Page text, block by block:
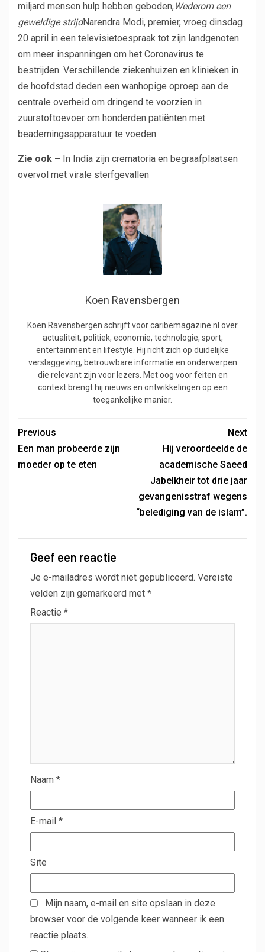
miljard mensen hulp hebben geboden,Wederom een ​​
geweldige strijdNarendra Modi, premier, vroeg dinsdag
20 april in een televisietoespraak tot zijn landgenoten
om meer inspanningen om het Coronavirus te
bestrijden. Verschillende ziekenhuizen en klinieken in
de hoofdstad deden een wanhopige oproep aan de
centrale overheid om dringend te voorzien in
zuurstoftoevoer om honderden patiënten met
beademingsapparatuur te voeden.
Zie ook – In India zijn crematoria en begraafplaatsen
overvol met virale sterfgevallen
Koen Ravensbergen
Koen Ravensbergen schrijft voor caribemagazine.nl over
actualiteit, politiek, economie, technologie, sport,
entertainment en lifestyle. Hij richt zich op duidelijke
verslaggeving, betrouwbare informatie en onderwerpen
die relevant zijn voor lezers. Met oog voor feiten en
context brengt hij nieuws en ontwikkelingen op een
toegankelijke manier.
Previous
Een man probeerde zijn
moeder op te eten
Next
Hij veroordeelde de
academische Saeed
Jabelkheir tot drie jaar
gevangenisstraf wegens
“belediging van de islam”.
Geef een reactie
Je e-mailadres wordt niet gepubliceerd. Vereiste
velden zijn gemarkeerd met *
Reactie *
Naam *
E-mail *
Site
Mijn naam, e-mail en site opslaan in deze
browser voor de volgende keer wanneer ik een
reactie plaats.